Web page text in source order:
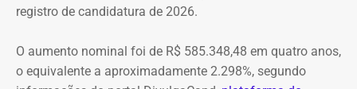
registro de candidatura de 2026.
O aumento nominal foi de R$ 585.348,48 em quatro anos,
o equivalente a aproximadamente 2.298%, segundo